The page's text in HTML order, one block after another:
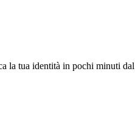
la tua identità in pochi minuti dal